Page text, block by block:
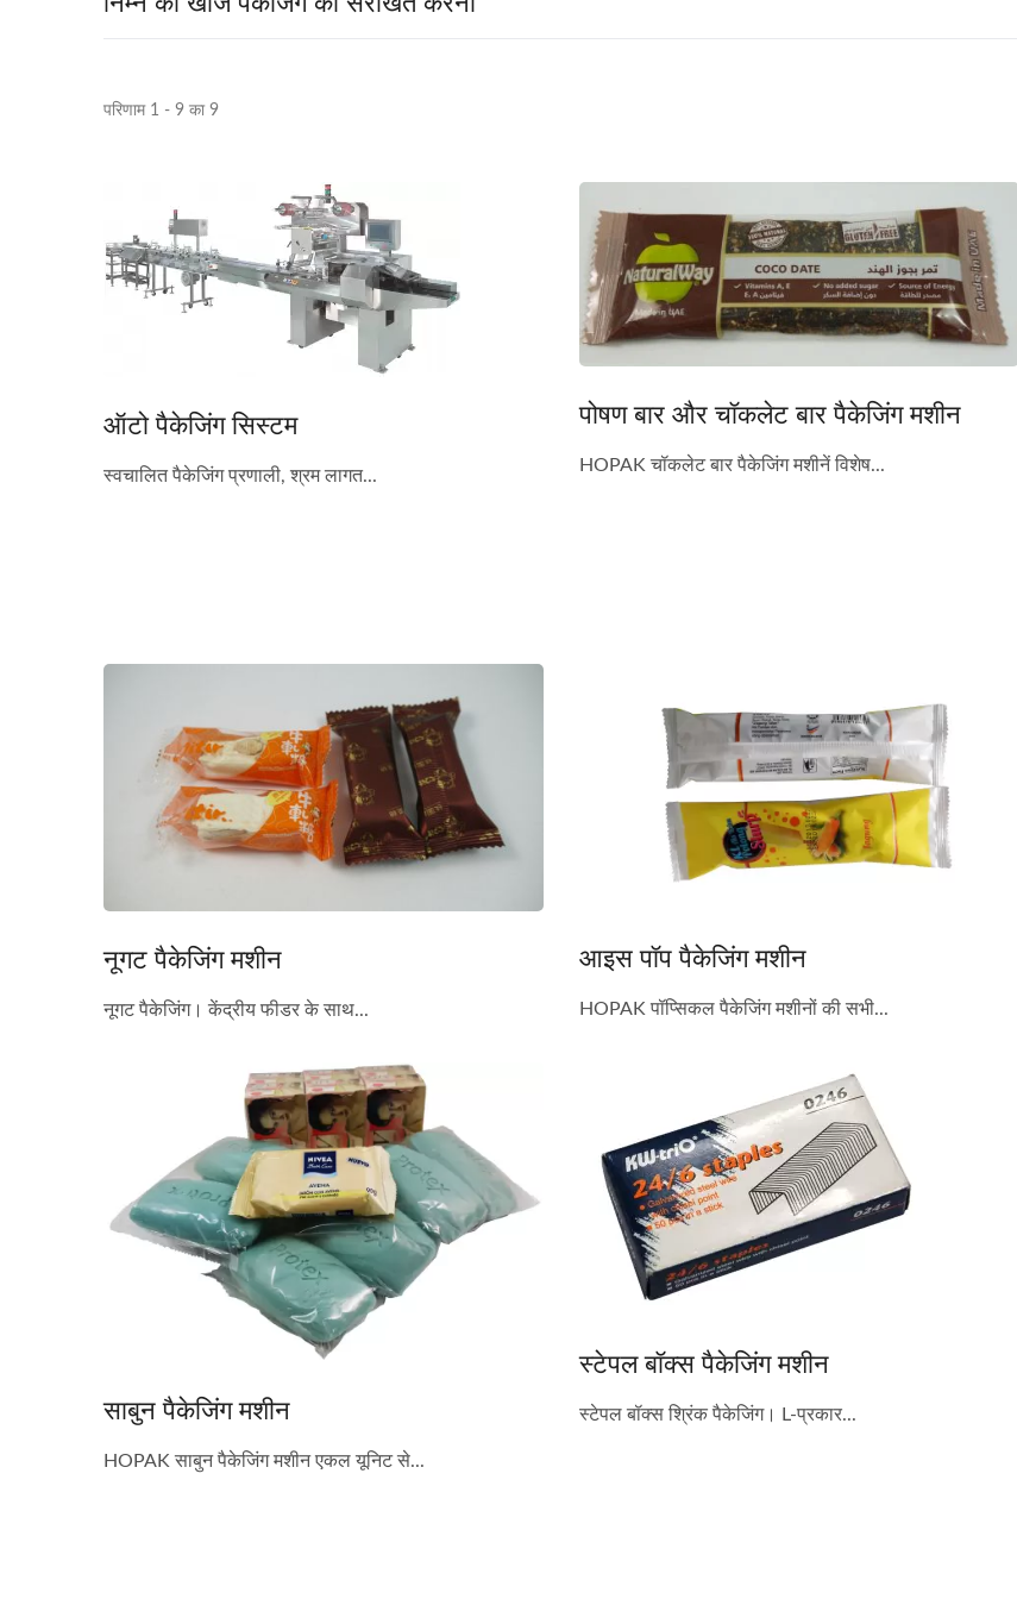
परिणाम 1 - 9 का 9
ऑटो पैकेजिंग सिस्टम
स्वचालित पैकेजिंग प्रणाली, श्रम लागत...
पोषण बार और चॉकलेट बार पैकेजिंग मशीन
HOPAK चॉकलेट बार पैकेजिंग मशीनें विशेष...
नूगट पैकेजिंग मशीन
नूगट पैकेजिंग। केंद्रीय फीडर के साथ...
आइस पॉप पैकेजिंग मशीन
HOPAK पॉप्सिकल पैकेजिंग मशीनों की सभी...
साबुन पैकेजिंग मशीन
HOPAK साबुन पैकेजिंग मशीन एकल यूनिट से...
स्टेपल बॉक्स पैकेजिंग मशीन
स्टेपल बॉक्स श्रिंक पैकेजिंग। L-प्रकार...